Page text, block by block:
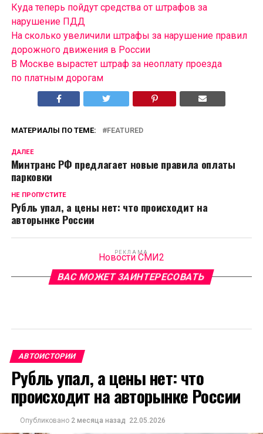
Куда теперь пойдут средства от штрафов за
нарушение ПДД
На сколько увеличили штрафы за нарушение правил
дорожного движения в России
В Москве вырастет штраф за неоплату проезда
по платным дорогам
МАТЕРИАЛЫ ПО ТЕМЕ: FEATURED
ДАЛЕЕ
Минтранс РФ предлагает новые правила оплаты
парковки
НЕ ПРОПУСТИТЕ
Рубль упал, а цены нет: что происходит на
авторынке России
РЕКЛАМА
Новости СМИ2
ВАС МОЖЕТ ЗАИНТЕРЕСОВАТЬ
АВТОИСТОРИИ
Рубль упал, а цены нет: что
происходит на авторынке России
Опубликовано 2 месяца назад 22.05.2026